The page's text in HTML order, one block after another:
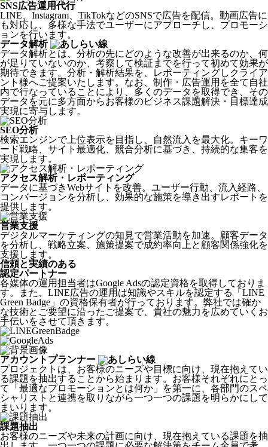
SNS広告運用代行
LINE、Instagram、TikTokなどのSNSで広告を配信。動画広告に
も対応し、多様な手法でユーザーにアプローチし、プロモーシ
ョンを行います。
データ解析
データ解析とは、分析の先にどのような改善が出来るのか、何
が足りていないのか、考察して検証までを行って初めて効果が
期待できます。分析・解析結果を、レポーティングしクライア
ント様へご提案いたします。なお、制作・広告運用を全て自社
内で行なっていることにより、多くのデータを取得でき、その
データを元に多方面からお客様のビジネス課題解決・目標達成
実現に寄与します。
SEO分析
検索エンジンで上位表示を目指し、自然流入を最大化。キーワ
ード戦略、サイト最適化、競合分析に基づき、持続的な集客を
実現します。
アクセス解析・レポーティング
データに基づきWebサイトを改善。ユーザー行動、流入経路、
コンバージョンを分析し、効果的な施策を導き出すレポートを
提供します。
営業支援
デジタルマーケティングの知見で営業活動を加速。顧客データ
を分析し、戦略立案、施策提案で成約率向上と顧客関係強化を
支援します。
信頼と実績のある
認定パートナー
各媒体の運用担当者はGoogle Adsの認定資格を取得しておりま
す。また、LINE広告の運用は知識やスキルを認定する「LINE
Green Badge」の資格保有者が行っております。弊社では確か
な技術とご要望に沿ったご提案で、貴社の魅力を広めていくお
手伝いをさせて頂きます。
アカウントプランナー
プロジェクトは、お客様のニーズや目標に向け、現在抱えてい
る課題を抽出することから始まります。お客様それぞれにとっ
て「最適なプロモーションとは何か」を第一に、各部門のスペ
シャリストと連携を取りながら一つ一つの課題を明らかにして
まいります。
課題抽出
お客様のニーズや未来の計画に向け、現在抱えている課題を抽